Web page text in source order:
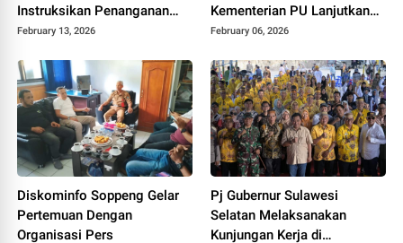
Instruksikan Penanganan
Komprehensif Sesuai Arahan
February 13, 2026
Kementerian PU Lanjutkan
Program Rehabilitasi
Provinsi Aceh
February 06, 2026
Diskominfo Soppeng Gelar
Pertemuan Dengan
Organisasi Pers
Pj Gubernur Sulawesi
Selatan Melaksanakan
Kunjungan Kerja di